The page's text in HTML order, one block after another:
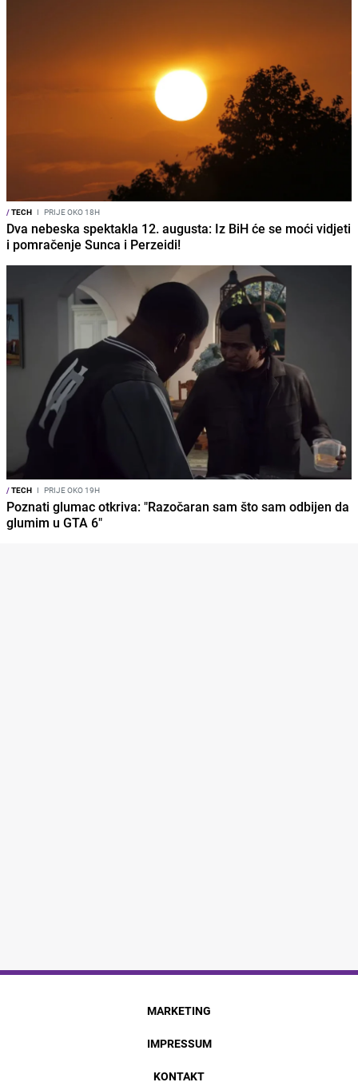
/TECH I PRIJE OKO 18H
Dva nebeska spektakla 12. augusta: Iz BiH će se moći vidjeti
i pomračenje Sunca i Perzeidi!
/TECH I PRIJE OKO 19H
Poznati glumac otkriva: "Razočaran sam što sam odbijen da
glumim u GTA 6"
MARKETING
IMPRESSUM
KONTAKT